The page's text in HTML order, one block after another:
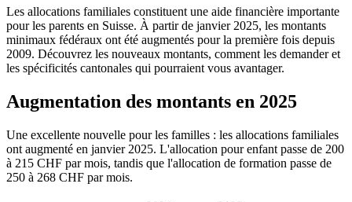
Les allocations familiales constituent une aide financière importante
pour les parents en Suisse. À partir de janvier 2025, les montants
minimaux fédéraux ont été augmentés pour la première fois depuis
2009. Découvrez les nouveaux montants, comment les demander et
les spécificités cantonales qui pourraient vous avantager.
Augmentation des montants en 2025
Une excellente nouvelle pour les familles : les allocations familiales
ont augmenté en janvier 2025. L'allocation pour enfant passe de 200
à 215 CHF par mois, tandis que l'allocation de formation passe de
250 à 268 CHF par mois.